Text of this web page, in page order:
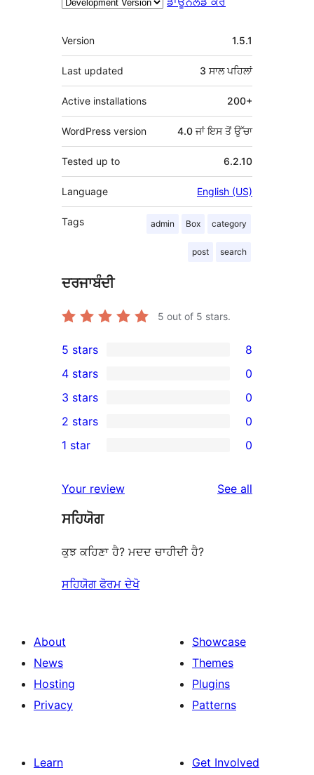
ਮੈਟਾ
Version 1.5.1
Last updated 3 ਸਾਲਪਹਿਲਾਂ
Active installations 200+
WordPress version 4.0 ਜਾਂ ਇਸ ਤੋਂ ਉੱਚਾ
Tested up to 6.2.10
Language English (US)
Tags admin Box category
post search
ਦਰਜਾਬੰਦੀ
5 out of 5 stars.
8
5-
star
reviews
5 stars 8
4-
star
reviews
4 stars 0
0
3-
star
3 stars 0
2-
reviews
2 stars 0
star
reviews
1 star 0
Your review See all
ਸਹਿਯੋਗ
ਕੁਝ ਕਹਿਣਾ ਹੈ? ਮਦਦ ਚਾਹੀਦੀ ਹੈ?
ਸਹਿਯੋਗ ਫੋਰਮ ਦੇਖੋ
About
News
Hosting
Privacy
Showcase
Themes
Plugins
Patterns
Learn
Get Involved